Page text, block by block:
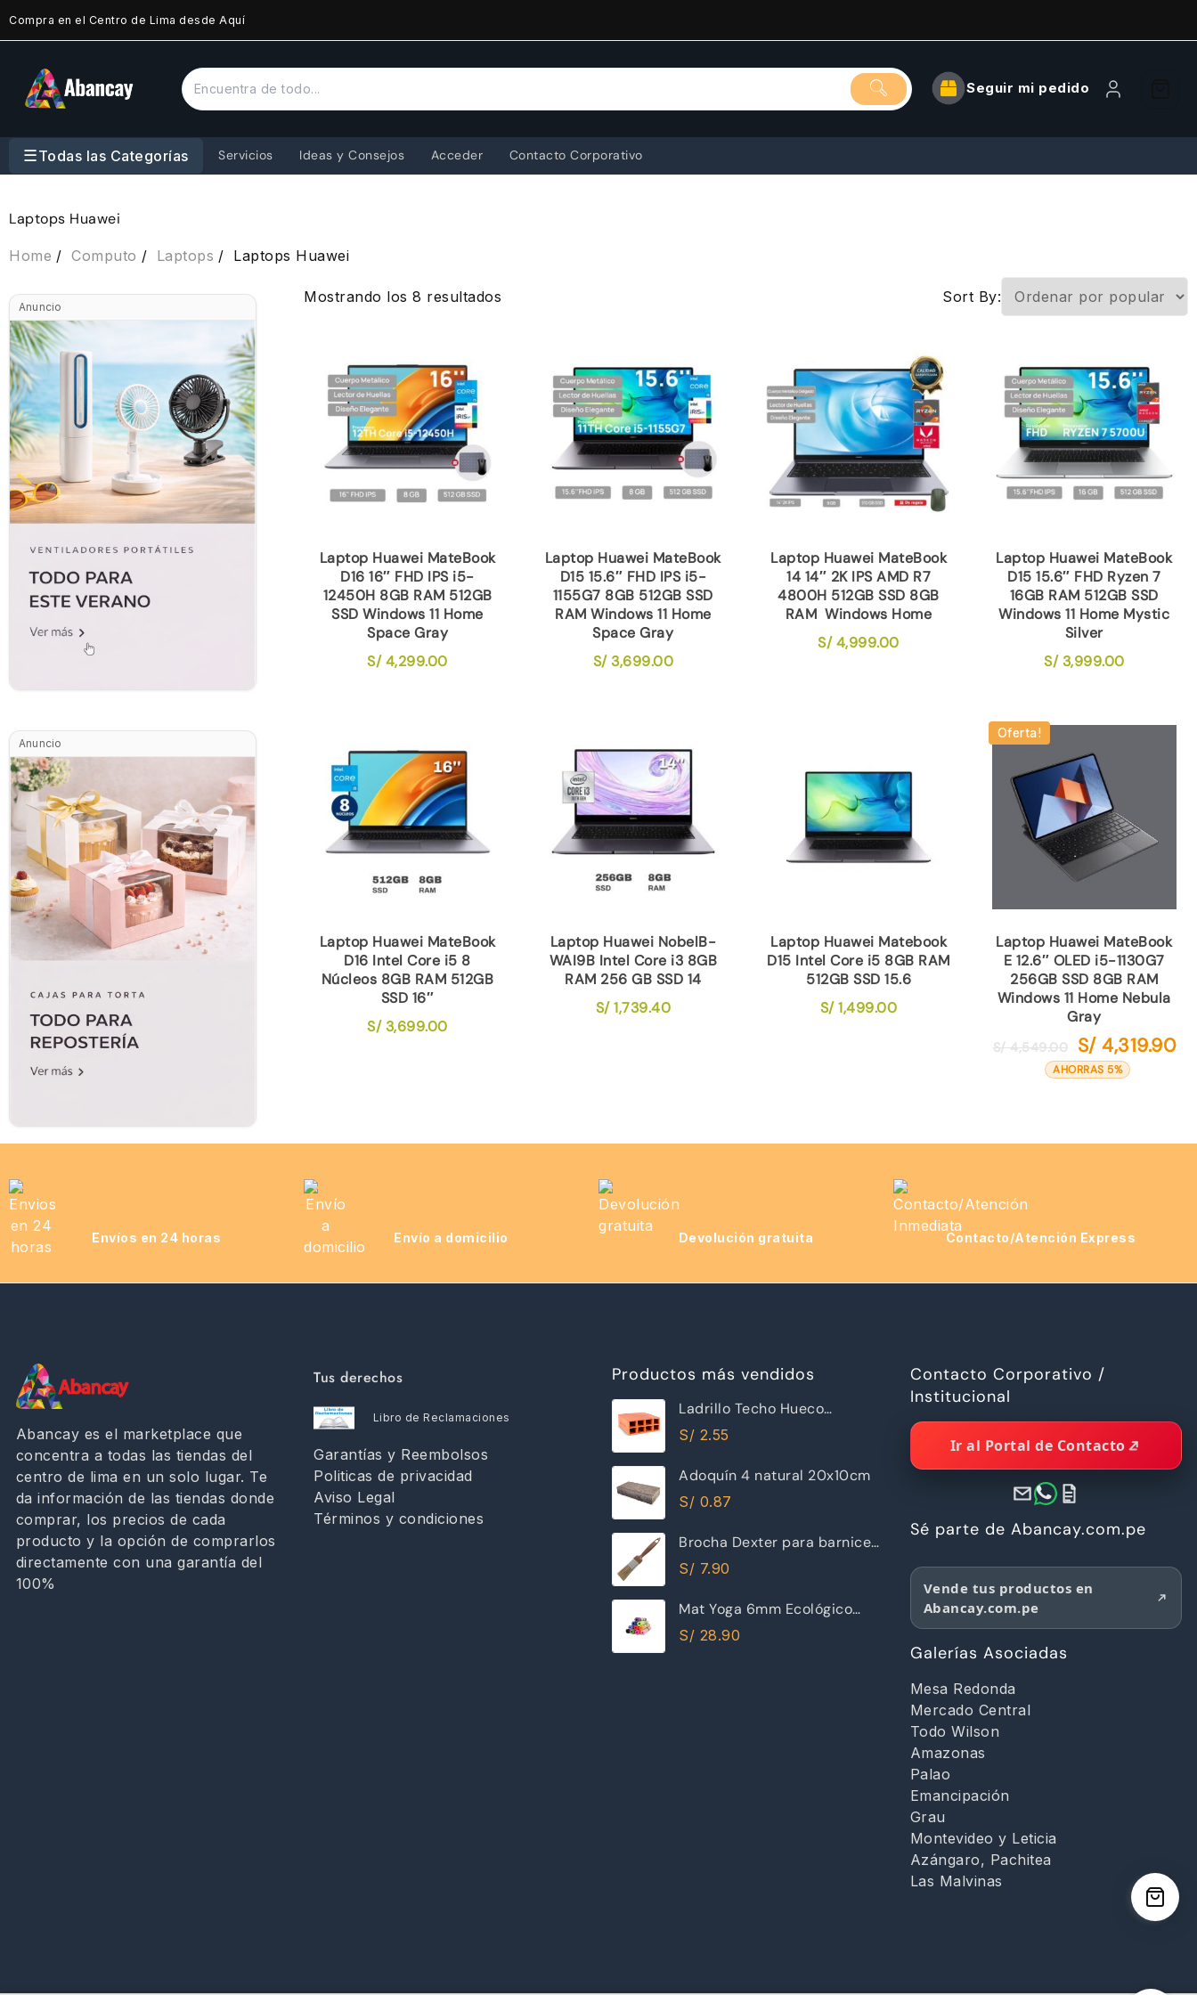
Compra en el Centro de Lima desde Aquí
Seguir mi pedido
☰Todas las Categorías Servicios Ideas y Consejos Acceder Contacto Corporativo
Laptops Huawei
Home Computo Laptops Laptops Huawei
Anuncio
Anuncio
Mostrando los 8 resultados Sort By:
Laptop Huawei MateBook
D16 16″ FHD IPS i5-
12450H 8GB RAM 512GB
SSD Windows 11 Home
Space Gray
S/4,299.00
Laptop Huawei MateBook
D15 15.6″ FHD IPS i5-
1155G7 8GB 512GB SSD
RAM Windows 11 Home
Space Gray
S/3,699.00
Laptop Huawei MateBook
14 14″ 2K IPS AMD R7
4800H 512GB SSD 8GB
RAM Windows Home
S/4,999.00
Laptop Huawei MateBook
D15 15.6″ FHD Ryzen 7
16GB RAM 512GB SSD
Windows 11 Home Mystic
Silver
S/3,999.00
Laptop Huawei MateBook
D16 Intel Core i5 8
Núcleos 8GB RAM 512GB
SSD 16″
S/3,699.00
Laptop Huawei NobelB-
WAI9B Intel Core i3 8GB
RAM 256 GB SSD 14
S/1,739.40
Laptop Huawei Matebook
D15 Intel Core i5 8GB RAM
512GB SSD 15.6
S/1,499.00
Oferta!
Laptop Huawei MateBook
E 12.6″ OLED i5-1130G7
256GB SSD 8GB RAM
Windows 11 Home Nebula
Gray
S/4,549.00
El
precio
S/4,319.90El
AHORRAS 5%
Envíos en 24 horas Envío a domicilio Devolución gratuita Contacto/Atención Express
Abancay es el marketplace que
concentra a todas las tiendas del
centro de lima en un solo lugar. Te
da información de las tiendas donde
comprar, los precios de cada
producto y la opción de comprarlos
directamente con una garantía del
100%
Tus derechos
Libro de Reclamaciones
Garantías y Reembolsos
Politicas de privacidad
Aviso Legal
Términos y condiciones
Productos más vendidos
Ladrillo Techo Hueco
12x30x30cm Raya Piramide
S/ 2.55
Adoquín 4 natural 20x10cm
S/ 0.87
Brocha Dexter para barnices
30mm
S/ 7.90
Mat Yoga 6mm Ecológico
Excelente Calidad
S/ 28.90
Contacto Corporativo /
Institucional
Ir al Portal de Contacto
Sé parte de Abancay.com.pe
Vende tus productos en
Abancay.com.pe
Galerías Asociadas
Mesa Redonda
Mercado Central
Todo Wilson
Amazonas
Palao
Emancipación
Grau
Montevideo y Leticia
Azángaro, Pachitea
Las Malvinas